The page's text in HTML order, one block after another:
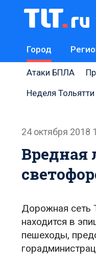
Город
Атаки БПЛА
Неделя Тольятти
24 октября 2018
Вредная
Дорожная сеть
находится в
пешеходы,